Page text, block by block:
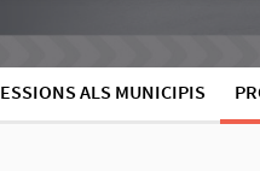
ALS MUNICIPIS